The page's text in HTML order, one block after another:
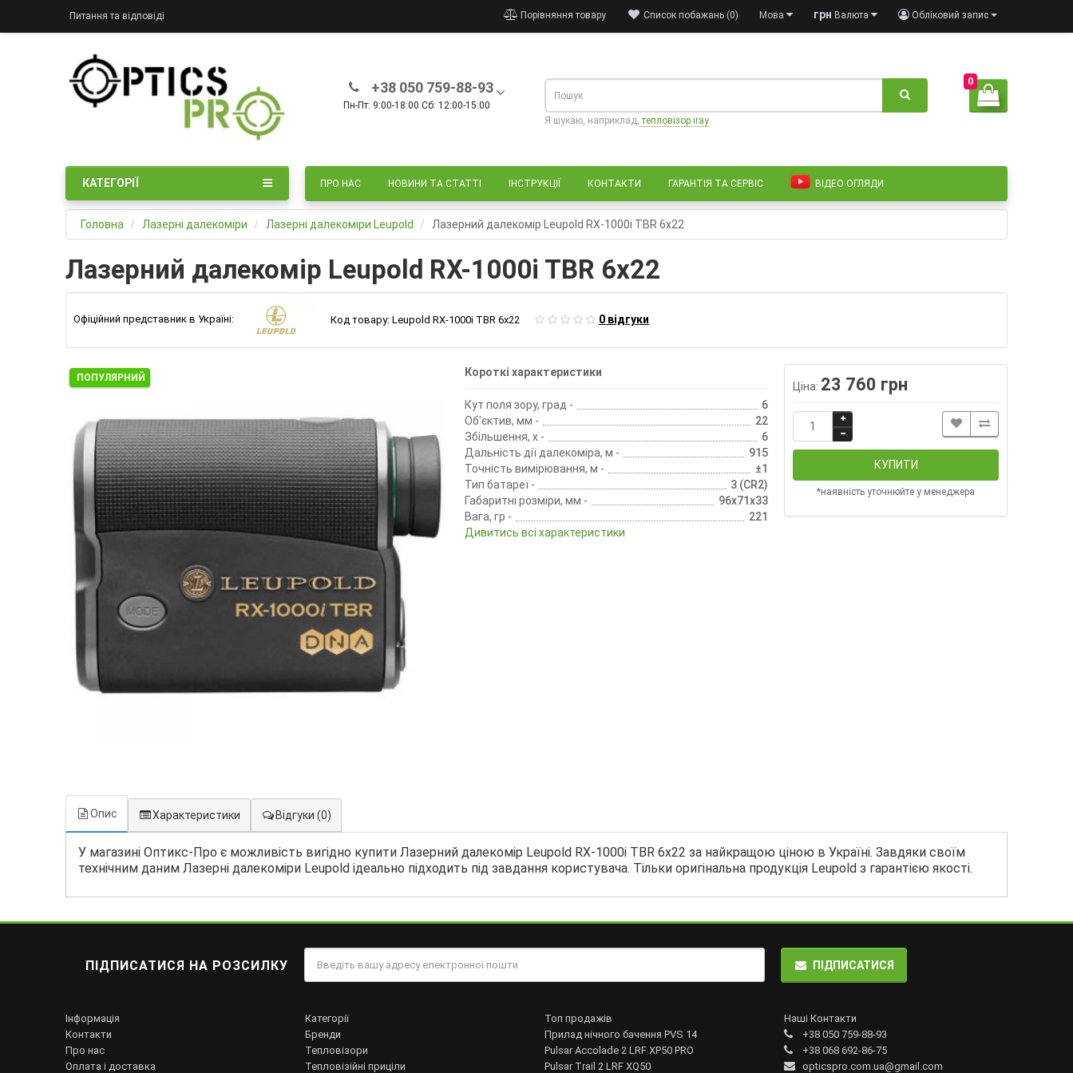
Питання та відповіді Обліковий запис
грн Валюта
Мова
Список побажань (0)
Порівняння товару
+38 050 759-88-93
Пн-Пт: 9:00-18:00 Сб: 12:00-15:00
0
Я шукаю, наприклад, тепловізор iray
ПРО НАС НОВИНИ ТА СТАТТІ ІНСТРУКЦІЇ КОНТАКТИ ГАРАНТІЯ ТА СЕРВІС ВІДЕО ОГЛЯДИ
КАТЕГОРІЇ
Головна Лазерні далекоміри Лазерні далекоміри Leupold Лазерний далекомір Leupold RX-1000i TBR 6x22
Лазерний далекомір Leupold RX-1000i TBR 6x22
Офіційний представник в Україні: Код товару: Leupold RX-1000i TBR 6x22 0 відгуки
ПОПУЛЯРНИЙ Короткі характеристики
Кут поля зору, град -
6
Об'єктив, мм -
22
Збільшення, х -
6
Дальність дії далекоміра, м -
915
Точність вимірювання, м -
±1
Тип батареї -
3 (CR2)
Габаритні розміри, мм -
96х71х33
Вага, гр -
221
Дивитись всі характеристики
Ціна: 23 760 грн
КУПИТИ
*наявність уточнюйте у менеджера
Опис Характеристики Відгуки (0)
У магазині Оптикс-Про є можливість вигідно купити Лазерний далекомір Leupold RX-1000i TBR 6x22 за найкращою ціною в Україні. Завдяки своїм
технічним даним Лазерні далекоміри Leupold ідеально підходить під завдання користувача. Тільки оригінальна продукція Leupold з гарантією якості.
ПІДПИСАТИСЯ НА РОЗСИЛКУ ПІДПИСАТИСЯ
Інформація
Контакти
Про нас
Оплата і доставка
Категорії
Бренди
Тепловізори
Тепловізійні приціли
Топ продажів
Прилад нічного бачення PVS 14
Pulsar Accolade 2 LRF XP50 PRO
Pulsar Trail 2 LRF XQ50
Наші Контакти
+38 050 759-88-93
+38 068 692-86-75
opticspro.com.ua@gmail.com